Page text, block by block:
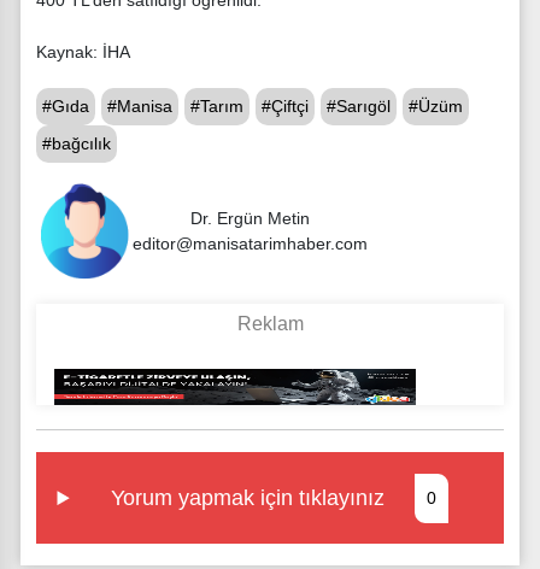
Kaynak: İHA
#Gıda #Manisa #Tarım #Çiftçi #Sarıgöl
#Üzüm
#bağcılık
Dr. Ergün Metin
editor@manisatarimhaber.com
Yorum yapmak için tıklayınız 0